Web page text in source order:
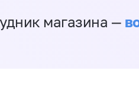
магазина —